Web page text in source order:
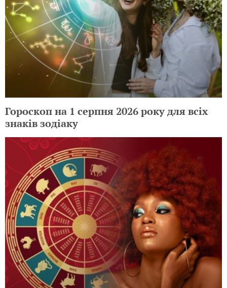
Гороскоп на 1 серпня 2026 року для всіх
знаків зодіаку